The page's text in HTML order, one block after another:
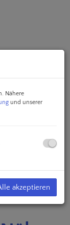
Nähere
und unserer
akzeptieren